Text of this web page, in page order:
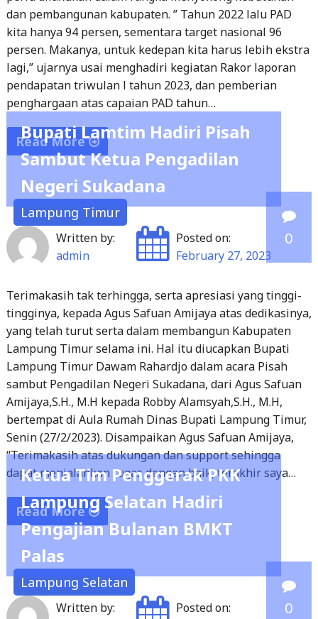
kita hanya 94 persen, sementara target nasional 96
persen. Makanya, untuk kedepan kita harus lebih ekstra
lagi,” ujarnya usai menghadiri kegiatan Rakor laporan
pendapatan triwulan l tahun 2023, dan pemberian
penghargaan atas capaian PAD tahun…
Read More
"Pemkab
Tubaba
Targetkan
PAD
Melesat"
Lampung Timur
0
Bupati Lamtim Hadiri Pisah
Sambut Ketua Pengadilan
Negeri Sukadana
Written by:
admin
February 27, 2023
tingginya, kepada Agus Safuan Amijaya atas dedikasinya,
yang telah turut serta dalam membangun Kabupaten
Lampung Timur selama ini. Hal itu diucapkan Bupati
Lampung Timur Dawam Rahardjo dalam acara Pisah
sambut Pengadilan Negeri Sukadana, dari Agus Safuan
Amijaya,S.H., M.H kepada Robby Alamsyah,S.H., M.H,
bertempat di Aula Rumah Dinas Bupati Lampung Timur,
Senin (27/2/2023). Disampaikan Agus Safuan Amijaya,
“Terimakasih atas dukungan dan support sehingga
dapat menjalankan tugas dengan baik, terakhir saya…
Read More
"Bupati
Lamtim
Hadiri
Pisah
Sambut
Ketua
Lampung Selatan
0
Ketua Tim Penggerak PKK
Lampung Selatan Hadiri
Pengajian Bulanan BMKT
Palas
Written by:
admin
February 27, 2023